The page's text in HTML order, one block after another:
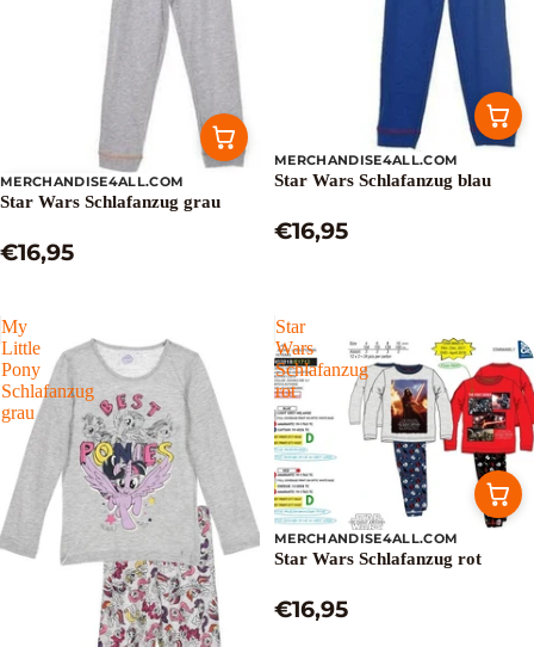
Ausverkauft
MERCHANDISE4ALL.COM
Star Wars Schlafanzug grau
€16,95
MERCHANDISE4ALL.COM
Star Wars Schlafanzug blau
€16,95
My
Little
Pony
Schlafanzug
grau
Star
Wars
Schlafanzug
rot
MERCHANDISE4ALL.COM
Star Wars Schlafanzug rot
€16,95